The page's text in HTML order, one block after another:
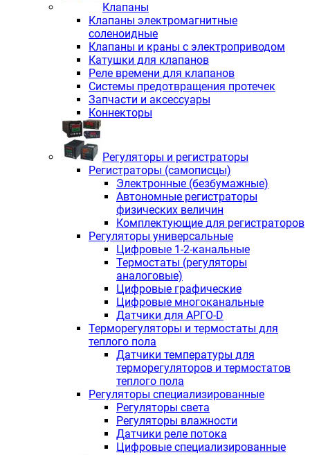
Клапаны
Клапаны электромагнитные
соленоидные
Клапаны и краны с электроприводом
Катушки для клапанов
Реле времени для клапанов
Системы предотвращения протечек
Запчасти и аксессуары
Коннекторы
Регуляторы и регистраторы
Регистраторы (самописцы)
Электронные (безбумажные)
Автономные регистраторы
физических величин
Комплектующие для регистраторов
Регуляторы универсальные
Цифровые 1-2-канальные
Термостаты (регуляторы
аналоговые)
Цифровые графические
Цифровые многоканальные
Датчики для АРГО-D
Терморегуляторы и термостаты для
теплого пола
Датчики температуры для
терморегуляторов и термостатов
теплого пола
Регуляторы специализированные
Регуляторы света
Регуляторы влажности
Датчики реле потока
Цифровые специализированные